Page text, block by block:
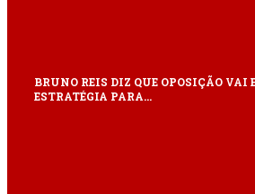
BRUNO REIS DIZ QUE OPOSIÇÃO VAI
ESTRATÉGIA PARA…